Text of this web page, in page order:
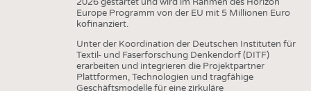
Europe Programm von der EU mit 5 Millionen Euro
kofinanziert.
Unter der Koordination der Deutschen Instituten für
Textil- und Faserforschung Denkendorf (DITF)
erarbeiten und integrieren die Projektpartner
Plattformen, Technologien und tragfähige
Geschäftsmodelle für eine zirkuläre